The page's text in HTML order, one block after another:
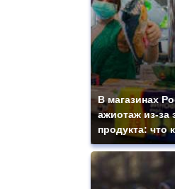
В магазинах
ажиотаж из-за
продукта: что